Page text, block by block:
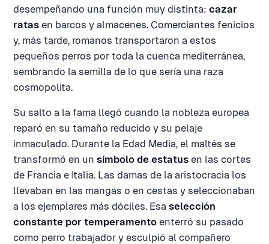
desempeñando una función muy distinta: cazar
ratas en barcos y almacenes. Comerciantes fenicios
y, más tarde, romanos transportaron a estos
pequeños perros por toda la cuenca mediterránea,
sembrando la semilla de lo que sería una raza
cosmopolita.
Su salto a la fama llegó cuando la nobleza europea
reparó en su tamaño reducido y su pelaje
inmaculado. Durante la Edad Media, el maltés se
transformó en un símbolo de estatus en las cortes
de Francia e Italia. Las damas de la aristocracia los
llevaban en las mangas o en cestas y seleccionaban
a los ejemplares más dóciles. Esa selección
constante por temperamento enterró su pasado
como perro trabajador y esculpió al compañero